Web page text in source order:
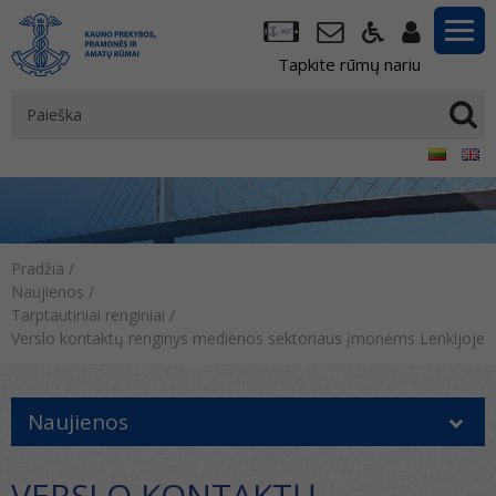
Tapkite rūmų nariu
Pradžia /
Naujienos /
Tarptautiniai renginiai /
Verslo kontaktų renginys medienos sektoriaus įmonėms Lenkijoje
Naujienos